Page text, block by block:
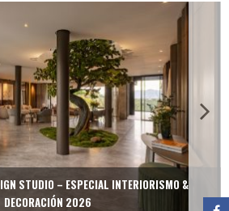
STUDIO – ESPECIAL INTERIORISMO &
DECORACIÓN 2026